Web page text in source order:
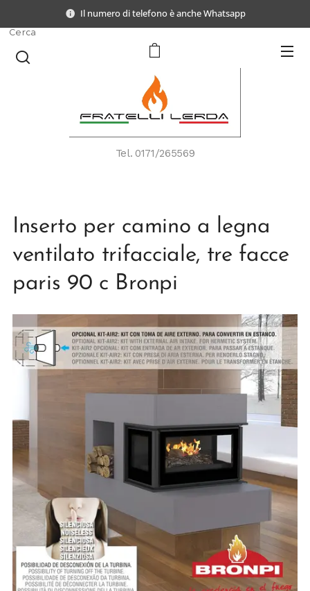
Il numero di telefono è anche Whatsapp
Tel. 0171/265569
Cerca
Inserto per camino a legna
ventilato trifacciale, tre facce
paris 90 c Bronpi